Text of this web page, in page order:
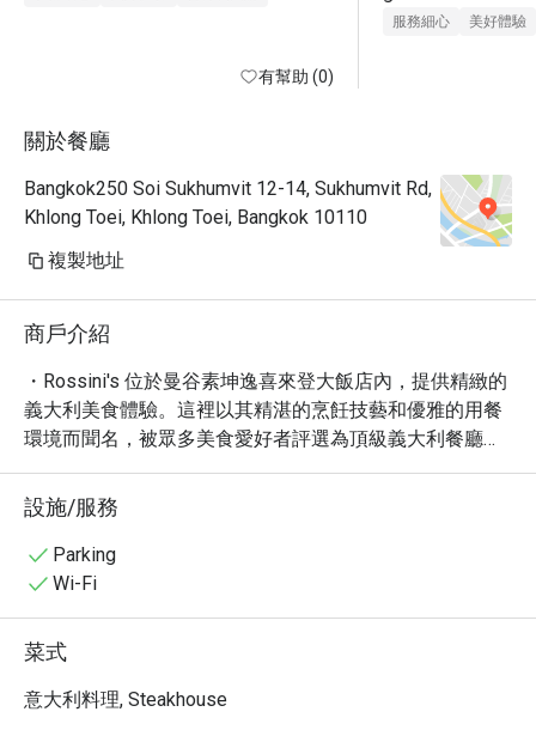
有幫助 (0)
服務細心 美好體驗
關於餐廳
Bangkok250 Soi Sukhumvit 12-14, Sukhumvit Rd,
Khlong Toei, Khlong Toei, Bangkok 10110
複製地址
商戶介紹
・Rossini's 位於曼谷素坤逸喜來登大飯店內，提供精緻的
義大利美食體驗。這裡以其精湛的烹飪技藝和優雅的用餐
環境而聞名，被眾多美食愛好者評選為頂級義大利餐廳之
一。
・Rossini's 的菜單精心設計，融合了傳統義大利風味與現
代烹飪技巧。必嚐的包括新鮮的松露料理、口感豐富的羊
排以及令人難忘的義式燴飯。餐廳提供多種精選葡萄酒，
完美搭配每一道佳餚。
點。無論是浪漫的晚餐約會，還是與朋友共享美食，
Rossini's 都是您的理想之選。
・立即透過 Eatigo 預訂 Rossini's，享受高達 5 折的獨家
設施/服務
Parking
Wi-Fi
菜式
意大利料理, Steakhouse